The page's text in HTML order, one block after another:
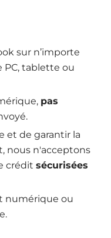
sur n’importe
PC, tablette ou
pas
et de garantir la
nous n'acceptons
crédit sécurisées
numérique ou